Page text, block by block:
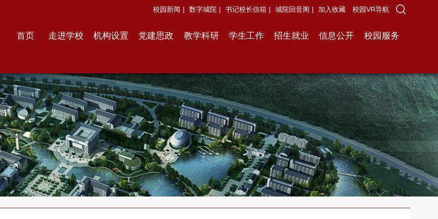
校园新闻 | 数字城院 | 书记校长信箱 | 城院回音阁 | 加入收藏 校园VR导航
首页 走进学校 机构设置 党建思政 教学科研 学生工作 招生就业 信息公开 校园服务